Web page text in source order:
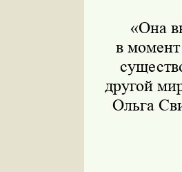
«Она
в момент
другой
Ольга